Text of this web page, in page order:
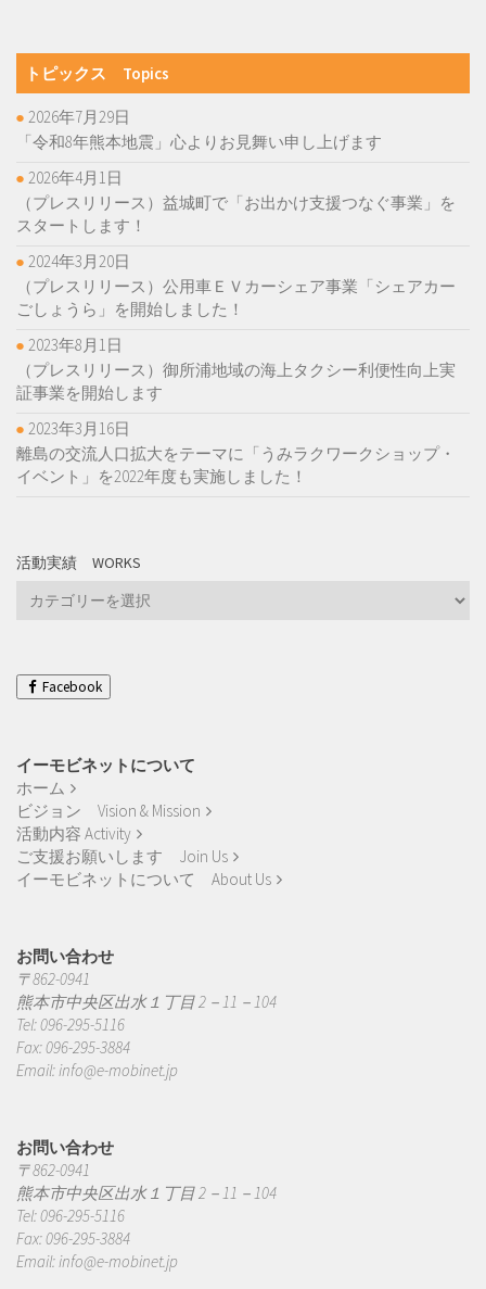
トピックス Topics
「令和8年熊本地震」心よりお見舞い申し上げます
2026年7月29日
（プレスリリース）益城町で「お出かけ支援つなぐ事業」を
スタートします！
2026年4月1日
（プレスリリース）公用車ＥＶカーシェア事業「シェアカー
ごしょうら」を開始しました！
2024年3月20日
（プレスリリース）御所浦地域の海上タクシー利便性向上実
証事業を開始します
2023年8月1日
離島の交流人口拡大をテーマに「うみラクワークショップ・
イベント」を2022年度も実施しました！
2023年3月16日
活動実績 WORKS
動
WorksFacebook
イーモビネットについて
ホーム
ビジョン Vision & Mission
活動内容 Activity
ご支援お願いします Join Us
イーモビネットについて About Us
お問い合わせ
〒862-0941
熊本市中央区出水１丁目 2－11－104
Tel: 096-295-5116
Fax: 096-295-3884
Email:info@e-mobinet.jp
お問い合わせ
〒862-0941
熊本市中央区出水１丁目 2－11－104
Tel: 096-295-5116
Fax: 096-295-3884
Email:info@e-mobinet.jp